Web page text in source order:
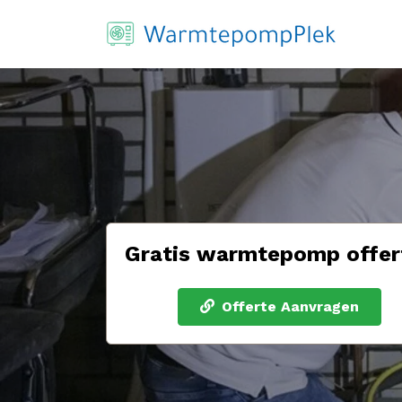
Gratis warmtepomp
Offerte Aanvragen